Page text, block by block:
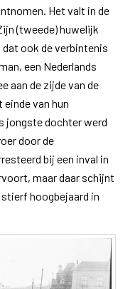
Het valt in de
(tweede) huwelijk
dat ook de verbintenis
een Nederlands
aan de zijde van de
einde van hun
jongste dochter werd
door de
bij een inval in
maar daar schijnt
hoogbejaard in